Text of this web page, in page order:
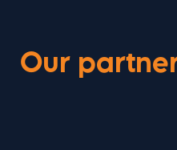
Our